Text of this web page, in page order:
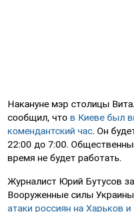
Накануне мэр столицы
сообщил, что в Киеве был
комендантский час. Он
22:00 до 7:00.
время не будет работать.
Журналист Юрий Бутусов
Вооруженные силы Украины
атаки россиян на Харьков и